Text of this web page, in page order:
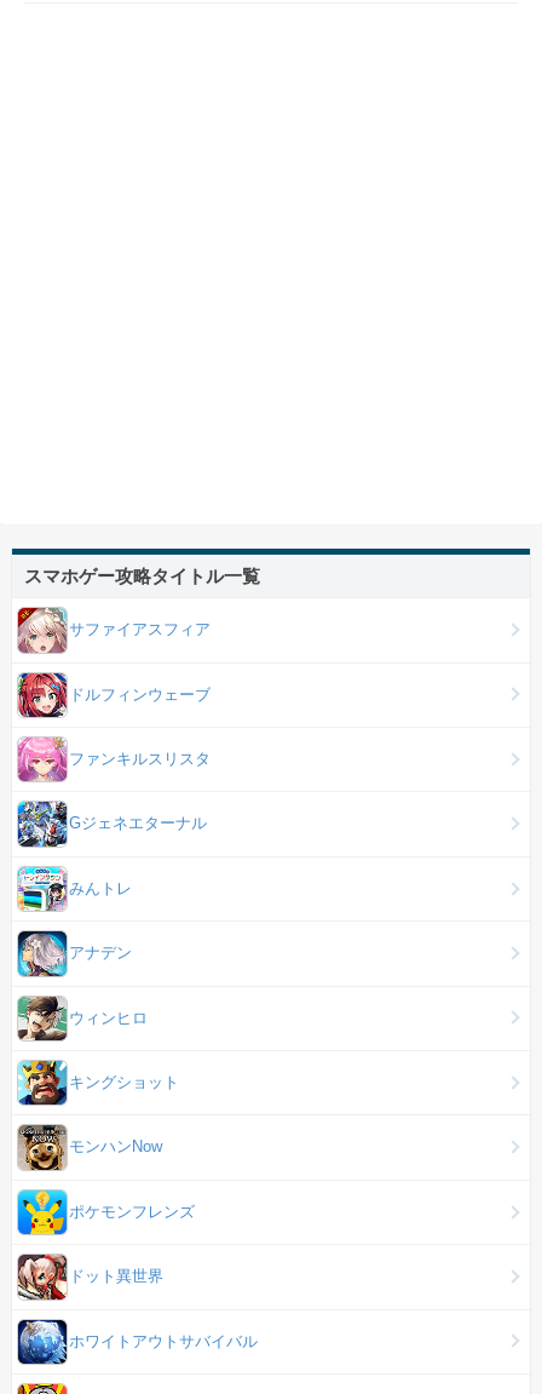
スマホゲー攻略タイトル一覧
サファイアスフィア
ドルフィンウェーブ
ファンキルスリスタ
Gジェネエターナル
みんトレ
アナデン
ウィンヒロ
キングショット
モンハンNow
ポケモンフレンズ
ドット異世界
ホワイトアウトサバイバル